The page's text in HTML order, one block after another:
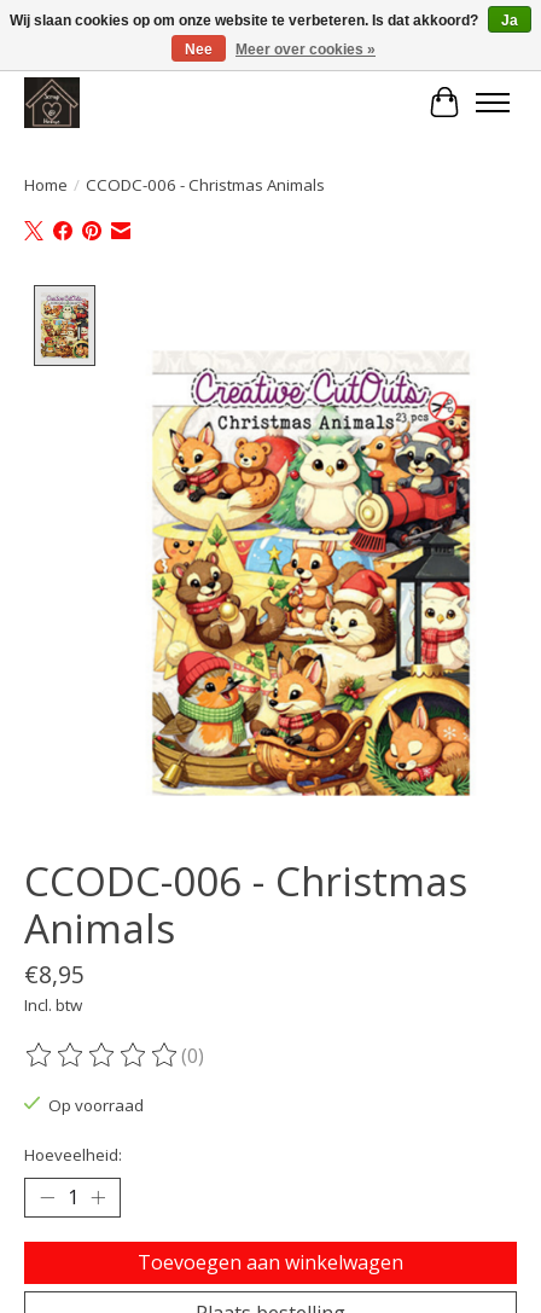
Large selection of products and fast shipping!
Home / CCODC-006 - Christmas Animals
CCODC-006 - Christmas
Animals
€8,95
Incl. btw
De beoordeling van dit product is
(0)
Op voorraad
Hoeveelheid:
Toevoegen aan winkelwagen
Wij slaan cookies op om onze website te verbeteren. Is dat akkoord?
Ja
Nee
Meer over cookies »